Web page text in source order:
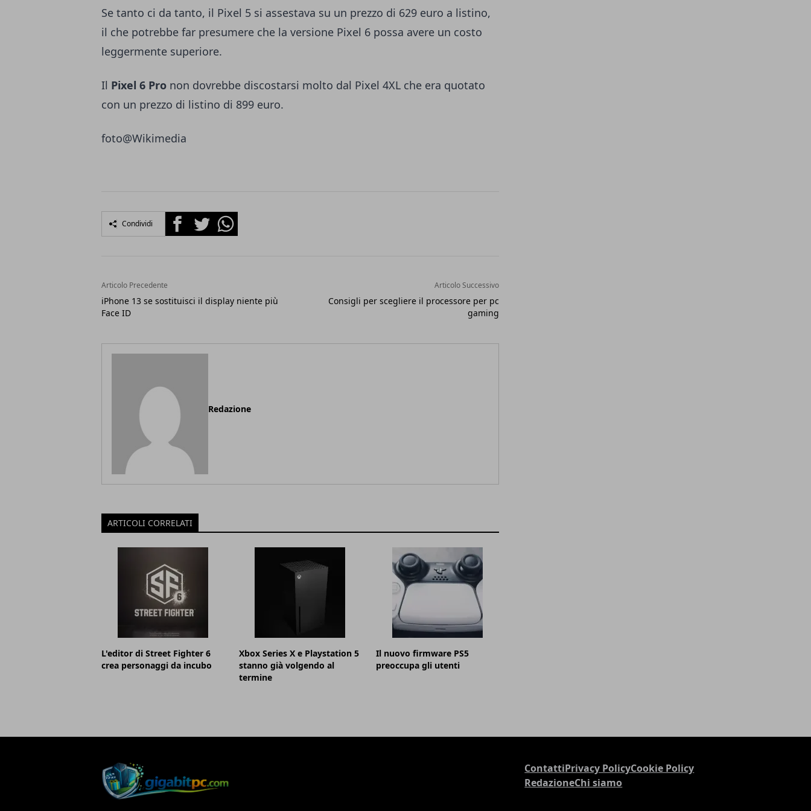
Se tanto ci da tanto, il Pixel 5 si assestava su un prezzo di 629 euro a listino,
il che potrebbe far presumere che la versione Pixel 6 possa avere un costo
leggermente superiore.
Il Pixel 6 Pro non dovrebbe discostarsi molto dal Pixel 4XL che era quotato
con un prezzo di listino di 899 euro.
foto@Wikimedia
Condividi FacebookTwitterWhatsapp
Articolo Precedente
iPhone 13 se sostituisci il display niente più
Face ID
Articolo Successivo
Consigli per scegliere il processore per pc
gaming
Redazione
ARTICOLI CORRELATI
L'editor di Street Fighter 6
crea personaggi da incubo
Xbox Series X e Playstation 5
stanno già volgendo al
termine
Il nuovo firmware PS5
preoccupa gli utenti
ContattiPrivacy PolicyCookie Policy
RedazioneChi siamo